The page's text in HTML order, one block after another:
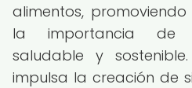
alimentos,
la importancia de
saludable y
impulsa la creación de